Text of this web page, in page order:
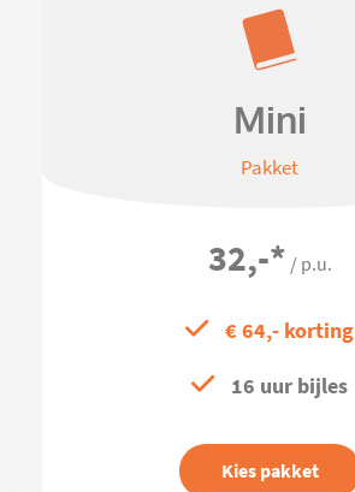
Mini
Pakket
32,-* / p.u.
€ 64,- korting
16 uur bijles
Kies pakket